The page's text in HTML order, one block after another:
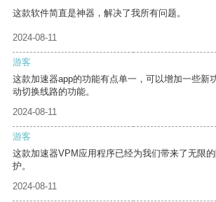
这款软件简直是神器，解决了我所有问题。
2024-08-11
游客
这款加速器app的功能有点单一，可以增加一些新
动切换线路的功能。
2024-08-11
游客
这款加速器VPM应用程序已经为我们带来了无限
护。
2024-08-11